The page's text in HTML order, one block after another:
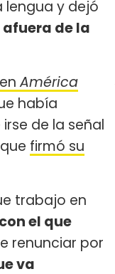
lengua y dejó
de la
América
había
de la señal
firmó su
trabajo en
el que
renunciar por
va